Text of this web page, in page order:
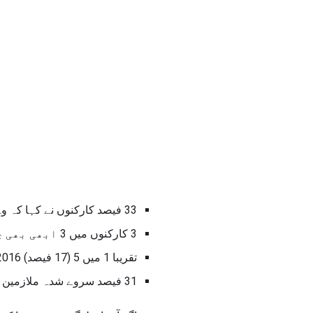
33 فیصد کارکنوں نے کہا کہ وہ اس سال چھٹی نہیں لیں گے، پچھلے سال 35 فیصد سے کم
3 کارکنوں میں 3 ابھی بھی چھٹیوں کے دوران کام کے ساتھ منسلک رہتی ہے
تقریبا 1 میں 5 (17 فیصد) 2016 میں غیر معمولی چھٹی کے دن چھوڑ گئے ہیں
31 فیصد سروے شدہ ملازمین کام کے ای میل کی جانچ پڑتال کرتے ہیں اور 18 فیصد کام کے ساتھ چیک کرتے ہیں